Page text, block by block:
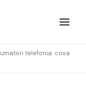
telefonia: cosa